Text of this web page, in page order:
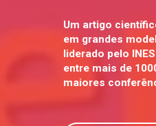
Um artigo
em grandes
liderado pelo
entre mais de
maiores